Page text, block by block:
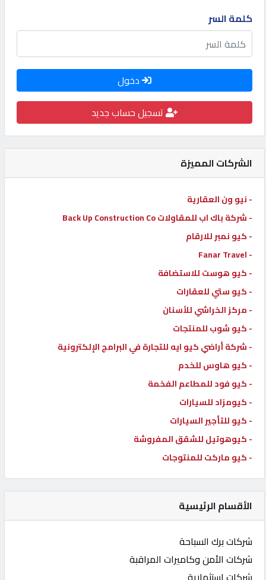
نمبر
كيو
ماركت
الدليل
POWERED
QHOST
كلمة السر
دخول
تسجيل حساب جديد
الشركات المميزة
- نيو ون العقارية
- شركة باك اب للمقاولات Back Up Construction Co
- كيو نمبر للارقام
- Fanar Travel
- كيو هوست للاستضافة
- كيو ستي للعقارات
- مركز الخراشي للأسنان
- كيو شوب للمنتجات
- شركة أراضي كيو ايه للتجارة في البرامج الإلكترونية
- كيو هاوس للخدم
- كيو فود للمطاعم الفخمة
- كيومزاد للسيارات
- كيو للتأجير السيارات
- كيوهوتيل للشقق المفروشة
- كيو ماركت للمنتوجات
الأقسام الرئيسية
شركات برك السباحة
شركات الأمن وكاميرات المراقبة